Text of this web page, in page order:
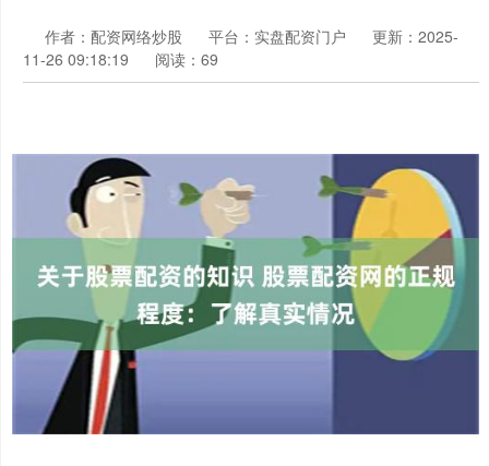
作者：配资网络炒股 平台：实盘配资门户
更新：2025-
11-26 09:18:19
阅读：69